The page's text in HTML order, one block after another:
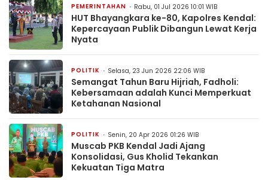
PEMERINTAHAN Rabu, 01 Jul 2026 10:01 WIB
HUT Bhayangkara ke-80, Kapolres Kendal:
Kepercayaan Publik Dibangun Lewat Kerja
Nyata
POLITIK Selasa, 23 Jun 2026 22:06 WIB
Semangat Tahun Baru Hijriah, Fadholi:
Kebersamaan adalah Kunci Memperkuat
Ketahanan Nasional
POLITIK Senin, 20 Apr 2026 01:26 WIB
Muscab PKB Kendal Jadi Ajang
Konsolidasi, Gus Kholid Tekankan
Kekuatan Tiga Matra